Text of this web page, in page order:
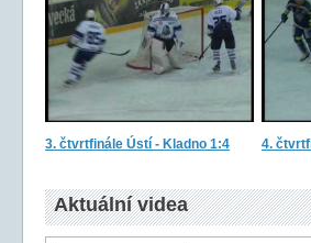
3. čtvrtfinále Ústí - Kladno 1:4 4.
Aktuální videa